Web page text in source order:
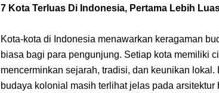
Arti Bendera Seychelles, Negara Kepulauan Yang
Cara Bayar Akulaku Lewat Gopay, Sangat Mudah
7 Kota Terluas Di Indonesia, Pertama Lebih
Kota-kota di Indonesia menawarkan keragaman
biasa bagi para pengunjung. Setiap kota memiliki
mencerminkan sejarah, tradisi, dan keunikan lokal.
budaya kolonial masih terlihat jelas pada arsitektur